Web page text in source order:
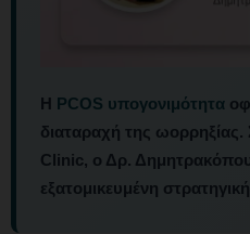
Η PCOS υπογονιμότητα
διαταραχή της
Clinic, ο Δρ.
εξατομικευμένη